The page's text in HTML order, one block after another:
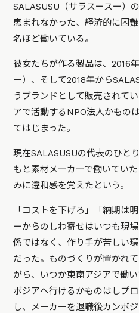
SALASUSU（サラスースー）
恵まれなかった、経済的に困
名ほど働いている。
彼女たちが作る製品は、2016
ー）、そして2018年から
うブランドとして販売されて
アで活動するNPO法人かもの
てはじまった。
現在SALASUSUの代表のひと
もと素材メーカーで働いてい
みに違和感を覚えたという。
「コストを下げろ」「納期は
ーからのしわ寄せはいつも現
係ではなく、作り手が苦しい
だった。ものづくりが置かれ
がら、いつか東南アジアで働
ボジアへ行けるかものはしプ
し、メーカーを退職後カンボジ